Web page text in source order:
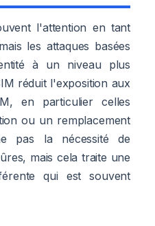
l'attention en tant
les attaques basées
à un niveau plus
réduit l'exposition aux
en particulier celles
ou un remplacement
pas la nécessité de
mais cela traite une
qui est souvent